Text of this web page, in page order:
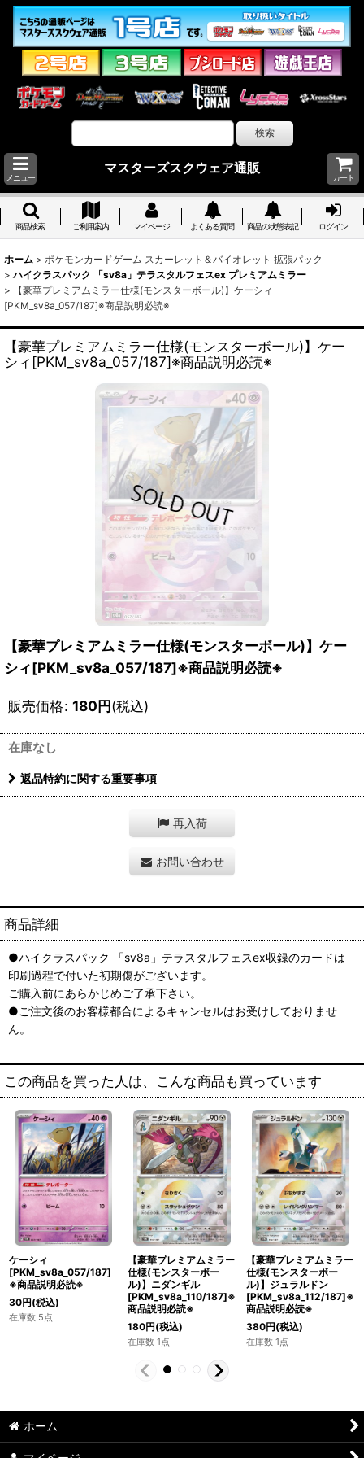
メニュー
マスターズスクウェア通販
カート
商品検索 ご利用案内 マイページ よくある質問 商品の状態表記 ログイン
ホーム > ポケモンカードゲーム スカーレット＆バイオレット 拡張パック
> ハイクラスパック 「sv8a」テラスタルフェスex プレミアムミラー
>
【豪華プレミアムミラー仕様(モンスターボール)】ケーシィ
[PKM_sv8a_057/187]※商品説明必読※
【豪華プレミアムミラー仕様(モンスターボール)】ケー
シィ[PKM_sv8a_057/187]※商品説明必読※
【豪華プレミアムミラー仕様(モンスターボール)】ケー
シィ[PKM_sv8a_057/187]※商品説明必読※
販売価格: 180円(税込)
在庫なし
返品特約に関する重要事項
再入荷
お問い合わせ
商品詳細
●ハイクラスパック 「sv8a」テラスタルフェスex収録のカードは
印刷過程で付いた初期傷がございます。
ご購入前にあらかじめご了承下さい。
●ご注文後のお客様都合によるキャンセルはお受けしておりませ
ん。
この商品を買った人は、こんな商品も買っています
ケーシィ
[PKM_sv8a_057/187]
※商品説明必読※
30円(税込)
在庫数 5点
【豪華プレミアムミラー
仕様(モンスターボー
ル)】ニダンギル
[PKM_sv8a_110/187]※
商品説明必読※
180円(税込)
在庫数 1点
【豪華プレミアムミラー
仕様(モンスターボー
ル)】ジュラルドン
[PKM_sv8a_112/187]※
商品説明必読※
380円(税込)
在庫数 1点
ホーム